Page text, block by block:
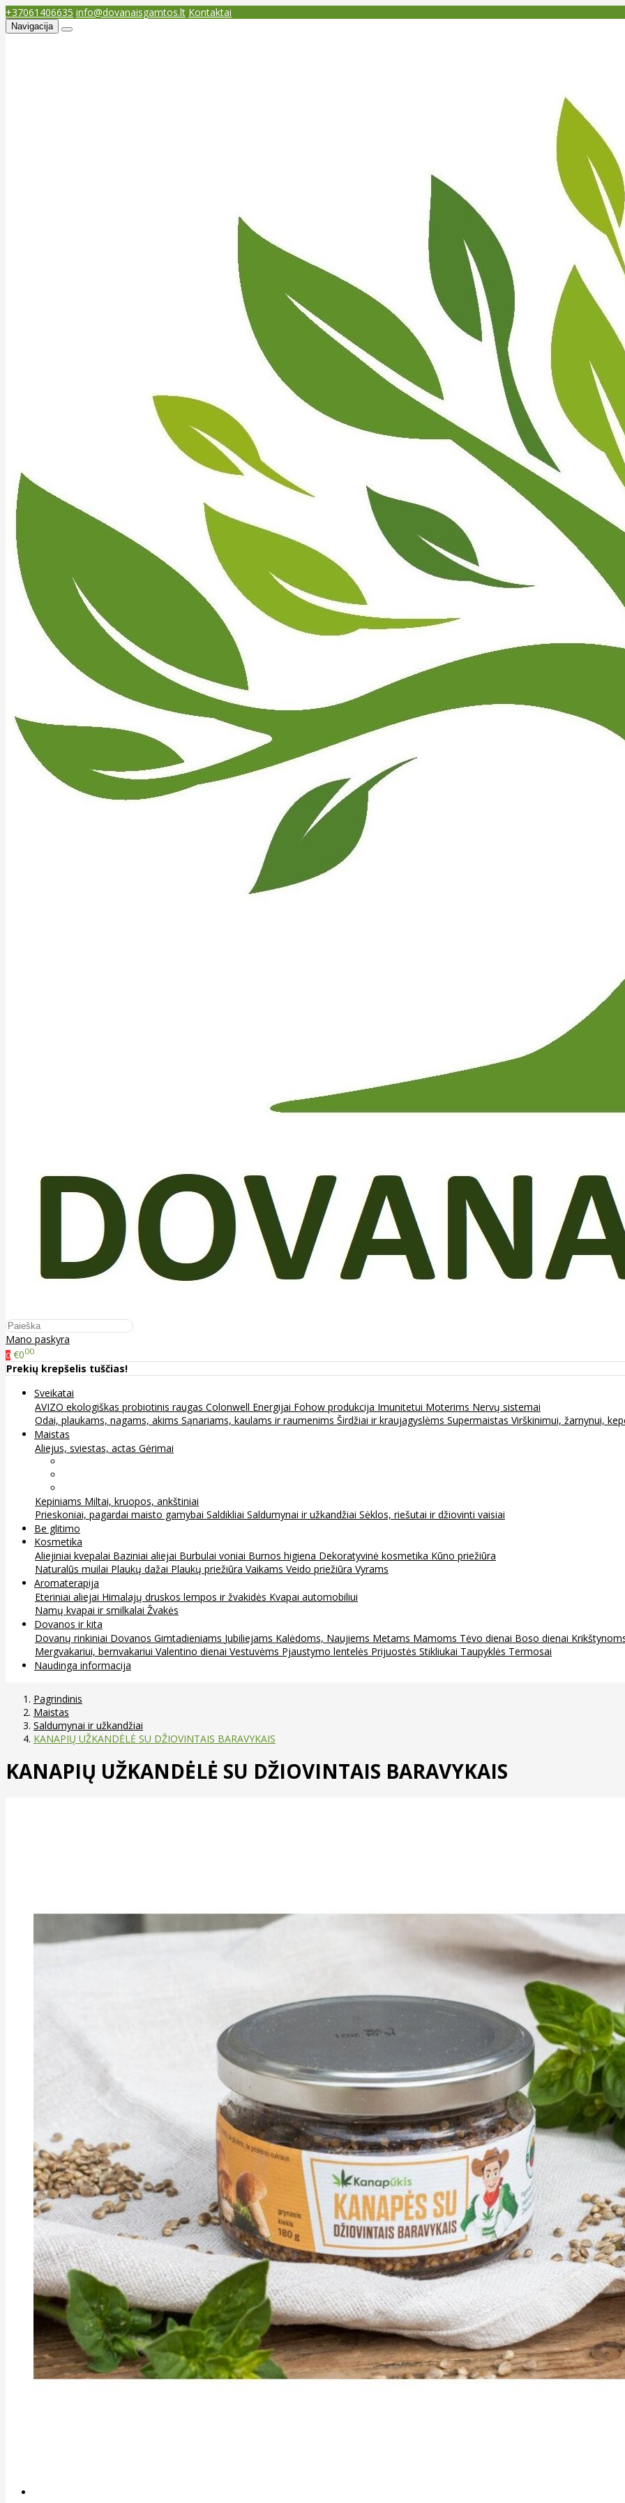
+37061406635 info@dovanaisgamtos.lt Kontaktai
Navigacija
Mano paskyra
0 €000
Prekių krepšelis tuščias!
Sveikatai
AVIZO ekologiškas probiotinis raugas Colonwell Energijai Fohow produkcija Imunitetui Moterims Nervų sistemai
Odai, plaukams, nagams, akims Sąnariams, kaulams ir raumenims Širdžiai ir kraujagyslėms Supermaistas Virškinimui, žarnynui,
Maistas
Aliejus, sviestas, actas Gėrimai
Kepiniams Miltai, kruopos, ankštiniai
Prieskoniai, pagardai maisto gamybai Saldikliai Saldumynai ir užkandžiai Sėklos, riešutai ir džiovinti vaisiai
Be glitimo
Kosmetika
Aliejiniai kvepalai Baziniai aliejai Burbulai voniai Burnos higiena Dekoratyvinė kosmetika Kūno priežiūra
Naturalūs muilai Plaukų dažai Plaukų priežiūra Vaikams Veido priežiūra Vyrams
Aromaterapija
Eteriniai aliejai Himalajų druskos lempos ir žvakidės Kvapai automobiliui
Namų kvapai ir smilkalai Žvakės
Dovanos ir kita
Dovanų rinkiniai Dovanos Gimtadieniams Jubiliejams Kalėdoms, Naujiems Metams Mamoms Tėvo dienai Boso dienai
Mergvakariui, bernvakariui Valentino dienai Vestuvėms Pjaustymo lentelės Prijuostės Stikliukai Taupyklės Termosai
Naudinga informacija
Pagrindinis
Maistas
Saldumynai ir užkandžiai
KANAPIŲ UŽKANDĖLĖ SU DŽIOVINTAIS BARAVYKAIS
KANAPIŲ UŽKANDĖLĖ SU DŽIOVINTAIS BARAVYKAIS